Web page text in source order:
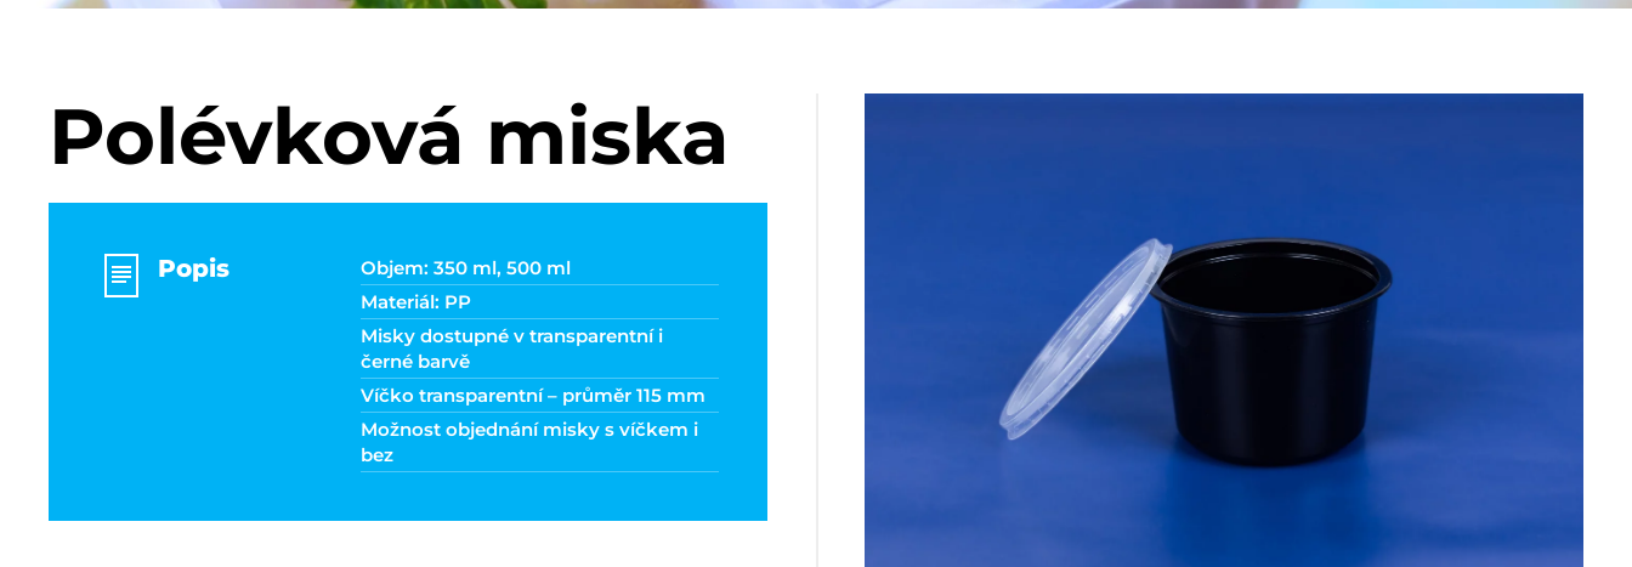
Polévková miska
Popis
Objem: 350 ml, 500 ml
Materiál: PP
Misky dostupné v transparentní i
černé barvě
Víčko transparentní – průměr 115 mm
Možnost objednání misky s víčkem i
bez